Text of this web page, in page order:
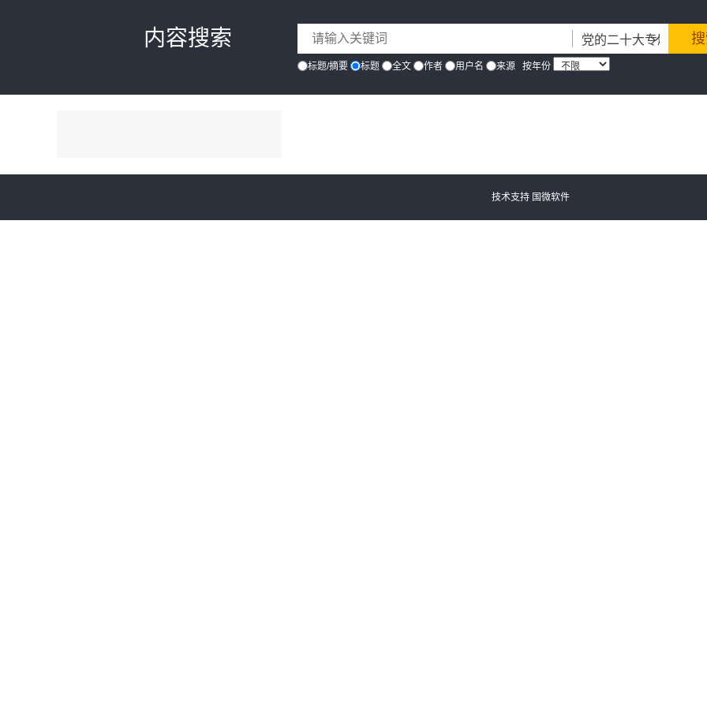
内容搜索
标题/摘要 标题 全文 作者 用户名 来源 按年份
技术支持 国微软件